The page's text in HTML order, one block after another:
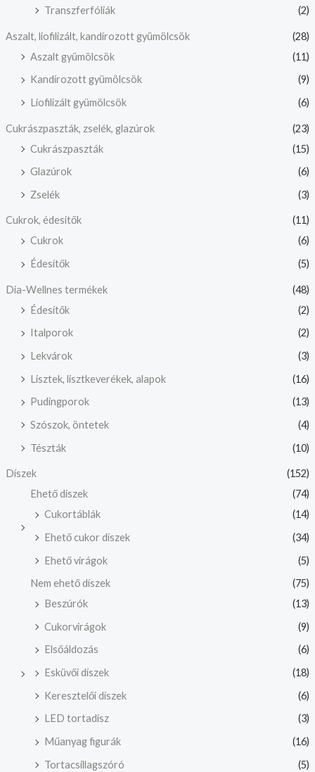
Transzferfóliák (2)
Aszalt, liofilizált, kandírozott gyümölcsök
(28)
Aszalt gyümölcsök
(11)
Kandírozott gyümölcsök
(9)
Liofilizált gyümölcsök
(6)
Cukrászpaszták, zselék, glazúrok
(23)
Cukrászpaszták
(15)
Glazúrok
(6)
Zselék
(3)
Cukrok, édesítők
(11)
Cukrok
(6)
Édesítők
(5)
Dia-Wellnes termékek
(48)
Édesítők
(2)
Italporok
(2)
Lekvárok
(3)
Lisztek, lisztkeverékek, alapok
(16)
Pudingporok
(13)
Szószok, öntetek
(4)
Tészták
(10)
Díszek
(152)
Ehető díszek
(74)
Cukortáblák
(14)
Ehető cukor díszek
(34)
Ehető virágok
(5)
Nem ehető díszek
(75)
Beszúrók
(13)
Cukorvirágok
(9)
Elsőáldozás
(6)
Esküvői díszek
(18)
Keresztelői díszek
(6)
LED tortadísz
(3)
Műanyag figurák
(16)
Tortacsillagszóró
(5)